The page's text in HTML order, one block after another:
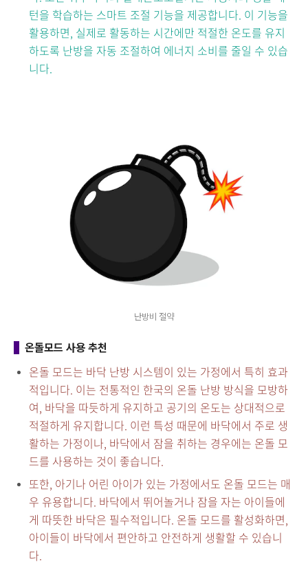
턴을 학습하는 스마트 조절 기능을 제공합니다. 이 기능을
활용하면, 실제로 활동하는 시간에만 적절한 온도를 유지
하도록 난방을 자동 조절하여 에너지 소비를 줄일 수 있습
니다.
난방비 절약
온돌모드 사용 추천
온돌 모드는 바닥 난방 시스템이 있는 가정에서 특히 효과
적입니다. 이는 전통적인 한국의 온돌 난방 방식을 모방하
여, 바닥을 따듯하게 유지하고 공기의 온도는 상대적으로
적절하게 유지합니다. 이런 특성 때문에 바닥에서 주로 생
활하는 가정이나, 바닥에서 잠을 취하는 경우에는 온돌 모
드를 사용하는 것이 좋습니다.
또한, 아기나 어린 아이가 있는 가정에서도 온돌 모드는 매
우 유용합니다. 바닥에서 뛰어놀거나 잠을 자는 아이들에
게 따뜻한 바닥은 필수적입니다. 온돌 모드를 활성화하면,
아이들이 바닥에서 편안하고 안전하게 생활할 수 있습니
다.